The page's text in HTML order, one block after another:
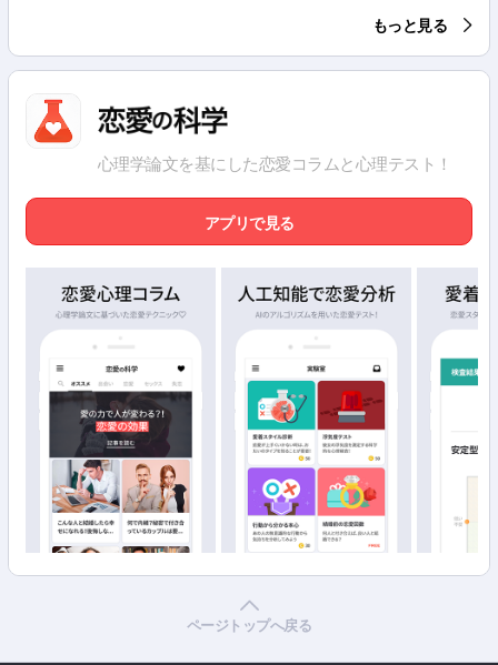
もっと見る
心理学論文を基にした恋愛コラムと心理テスト！
アプリで見る
ページトップへ戻る